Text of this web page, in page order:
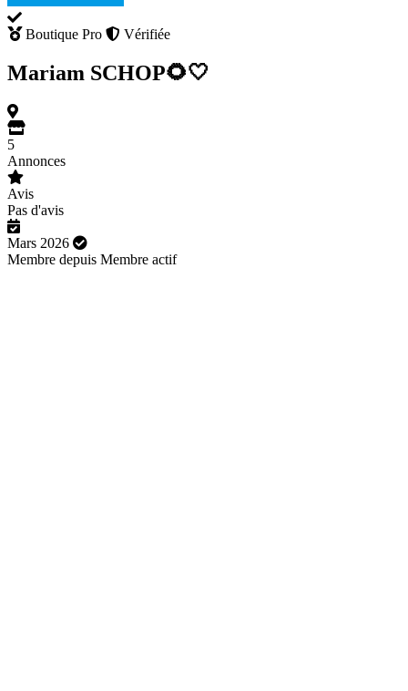
Boutique Pro Vérifiée
Mariam SCHOP🌻🤍
5
Annonces
Avis
Pas d'avis
Mars 2026
Membre depuis Membre actif